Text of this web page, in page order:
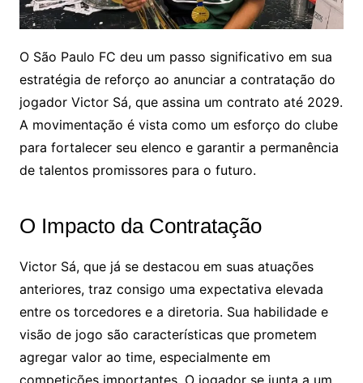
O São Paulo FC deu um passo significativo em sua
estratégia de reforço ao anunciar a contratação do
jogador Victor Sá, que assina um contrato até 2029.
A movimentação é vista como um esforço do clube
para fortalecer seu elenco e garantir a permanência
de talentos promissores para o futuro.
O Impacto da Contratação
Victor Sá, que já se destacou em suas atuações
anteriores, traz consigo uma expectativa elevada
entre os torcedores e a diretoria. Sua habilidade e
visão de jogo são características que prometem
agregar valor ao time, especialmente em